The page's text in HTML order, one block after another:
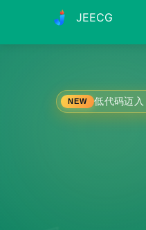
JEECG
NEW 低代码迈入